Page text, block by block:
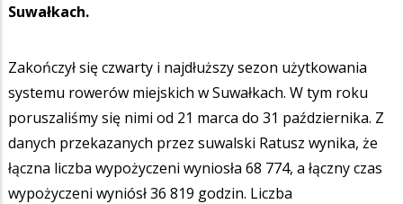
Suwałkach.
Zakończył się czwarty i najdłuższy sezon użytkowania
systemu rowerów miejskich w Suwałkach. W tym roku
poruszaliśmy się nimi od 21 marca do 31 października. Z
danych przekazanych przez suwalski Ratusz wynika, że
łączna liczba wypożyczeni wyniosła 68 774, a łączny czas
wypożyczeni wyniósł 36 819 godzin. Liczba